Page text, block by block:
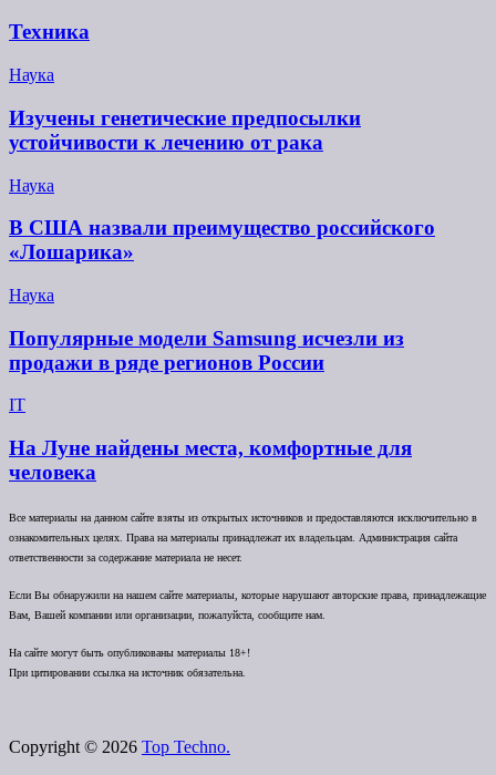
Техника
Наука
Изучены генетические предпосылки
устойчивости к лечению от рака
Наука
В США назвали преимущество российского
«Лошарика»
Наука
Популярные модели Samsung исчезли из
продажи в ряде регионов России
IT
На Луне найдены места, комфортные для
человека
Все материалы на данном сайте взяты из открытых источников и предоставляются исключительно в
ознакомительных целях. Права на материалы принадлежат их владельцам. Администрация сайта
ответственности за содержание материала не несет.
Если Вы обнаружили на нашем сайте материалы, которые нарушают авторские права, принадлежащие
Вам, Вашей компании или организации, пожалуйста, сообщите нам.
На сайте могут быть опубликованы материалы 18+!
При цитировании ссылка на источник обязательна.
Copyright © 2026 Top Techno.